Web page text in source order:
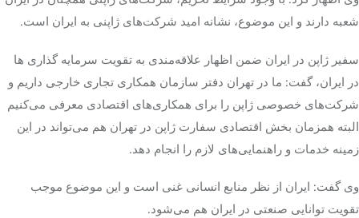
شعبه دارند و این موضوع، نشانه امید شرکت‌های ژاپنی به ایران است.
سفیر ژاپن در ایران ضمن اظهار علاقه‌مندی به تقویت سرمایه گذاری ها
در ایران، گفت: ما در تهران دفتر سازمان همکاری تجاری خارجی داریم و
شرکت‌های خصوصی ژاپن را برای همکاری‌های اقتصادی معرفی می‌کنیم
البته همزمان بخش اقتصادی سفارت ژاپن در تهران هم می‌تواند در این
زمینه خدمات و راهنمایی‌های لازم را انجام دهد.
وی گفت: ایران از نظر منابع انسانی غنی است و این موضوع موجب
تقویت توانایی صنعتی در ایران هم می‌شود.